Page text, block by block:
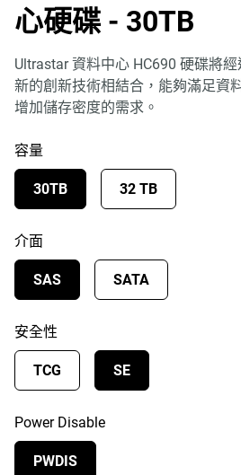
心硬碟 - 30TB
Ultrastar 資料中心 HC690 硬碟將
新的創新技術相結合，能夠滿足資
增加儲存密度的需求。
容量
30TB 32 TB
介面
SAS SATA
安全性
TCG SE
Power Disable
PWDIS